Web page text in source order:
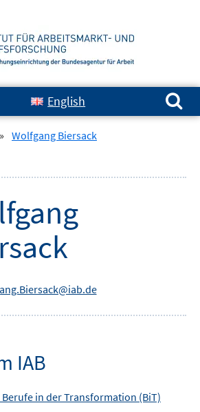
English
Suchen nach:
» Wolfgang Biersack
IAB
Berufe in der Transformation (BiT)